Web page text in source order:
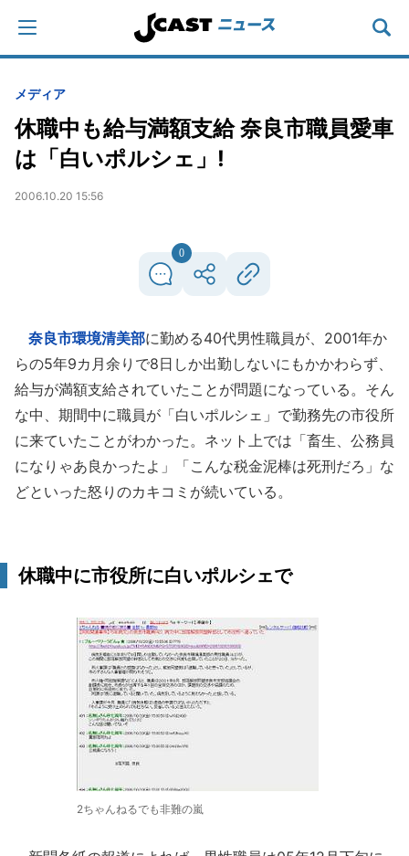
メディア
休職中も給与満額支給 奈良市職員愛車
は「白いポルシェ」!
2006.10.20 15:56
0
奈良市環境清美部に勤める40代男性職員が、2001年か
らの5年9カ月余りで8日しか出勤しないにもかかわらず、
給与が満額支給されていたことが問題になっている。そん
な中、期間中に職員が「白いポルシェ」で勤務先の市役所
に来ていたことがわかった。ネット上では「畜生、公務員
になりゃあ良かったよ」「こんな税金泥棒は死刑だろ」な
どといった怒りのカキコミが続いている。
休職中に市役所に白いポルシェで
2ちゃんねるでも非難の嵐